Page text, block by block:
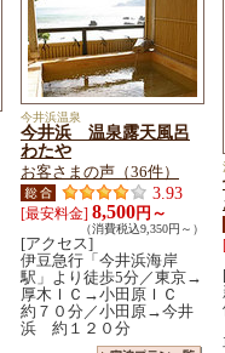
今井浜温泉
今井浜 温泉露天風呂
わたや
お客さまの声（36件）
3.93
[最安料金] 8,500円～
（消費税込9,350円～）
[アクセス]
伊豆急行「今井浜海岸
駅」より徒歩5分／東京→
厚木ＩＣ→小田原ＩＣ
約７０分／小田原→今井
浜 約１２０分